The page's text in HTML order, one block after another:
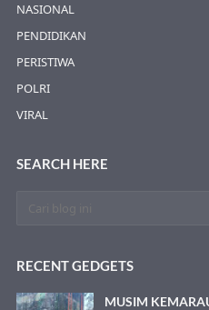
NASIONAL
PENDIDIKAN
PERISTIWA
POLRI
VIRAL
SEARCH HERE
RECENT GEDGETS
MUSIM